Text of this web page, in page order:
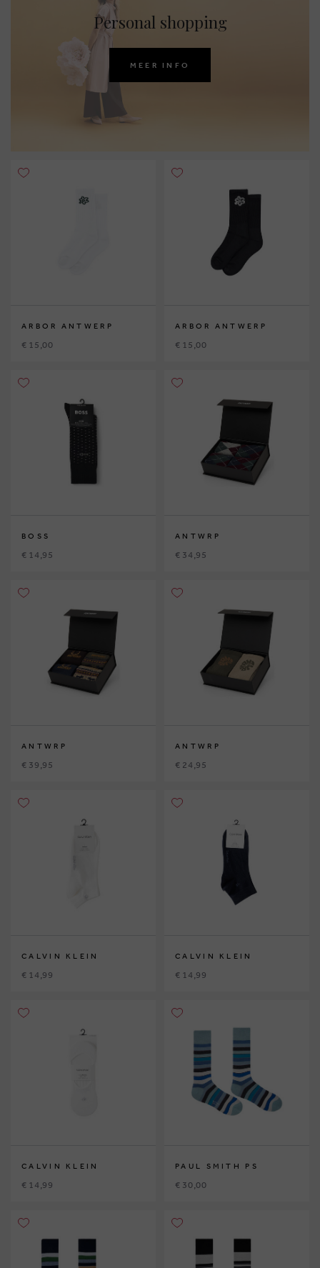
Personal shopping
MEER INFO
ARBOR ANTWERP
€ 15,00
ARBOR ANTWERP
€ 15,00
BOSS
€ 14,95
ANTWRP
€ 34,95
ANTWRP
€ 39,95
ANTWRP
€ 24,95
CALVIN KLEIN
€ 14,99
CALVIN KLEIN
€ 14,99
CALVIN KLEIN
€ 14,99
PAUL SMITH PS
€ 30,00